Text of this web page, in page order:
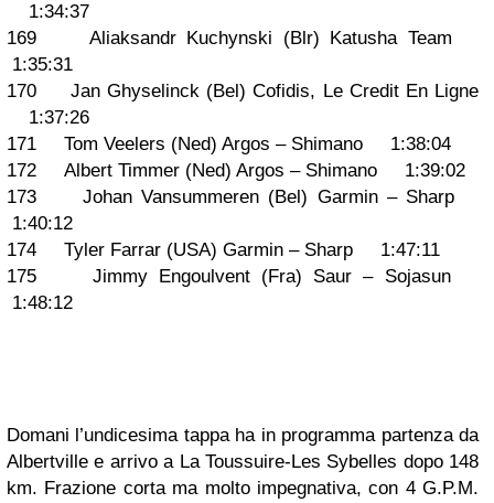
1:34:37
169 Aliaksandr Kuchynski (Blr) Katusha Team
1:35:31
170 Jan Ghyselinck (Bel) Cofidis, Le Credit En Ligne
1:37:26
171 Tom Veelers (Ned) Argos – Shimano 1:38:04
172 Albert Timmer (Ned) Argos – Shimano 1:39:02
173 Johan Vansummeren (Bel) Garmin – Sharp
1:40:12
174 Tyler Farrar (USA) Garmin – Sharp 1:47:11
175 Jimmy Engoulvent (Fra) Saur – Sojasun
1:48:12
Domani l’undicesima tappa ha in programma partenza da
Albertville e arrivo a La Toussuire-Les Sybelles dopo 148
km. Frazione corta ma molto impegnativa, con 4 G.P.M.